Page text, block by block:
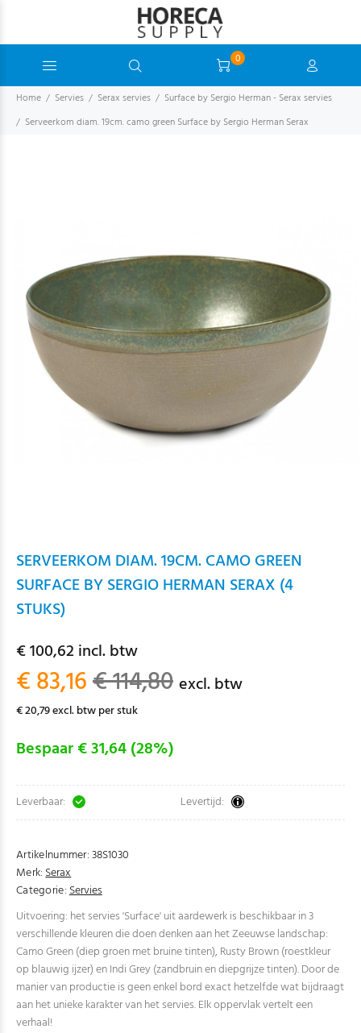
0
Home Servies Serax servies
Surface by Sergio Herman - Serax servies
Serveerkom diam. 19cm. camo green Surface by Sergio Herman Serax
SERVEERKOM DIAM. 19CM. CAMO GREEN
SURFACE BY SERGIO HERMAN SERAX (4
STUKS)
€ 100,62 incl. btw
€ 83,16€ 114,80 excl. btw
€ 20,79 excl. btw per stuk
Bespaar € 31,64 (28%)
Leverbaar: Levertijd:
Artikelnummer:38S1030
Merk:Serax
Categorie:Servies
Uitvoering: het servies 'Surface' uit aardewerk is beschikbaar in 3
verschillende kleuren die doen denken aan het Zeeuwse landschap:
Camo Green (diep groen met bruine tinten), Rusty Brown (roestkleur
op blauwig ijzer) en Indi Grey (zandbruin en diepgrijze tinten). Door de
manier van productie is geen enkel bord exact hetzelfde wat bijdraagt
aan het unieke karakter van het servies. Elk oppervlak vertelt een
verhaal!